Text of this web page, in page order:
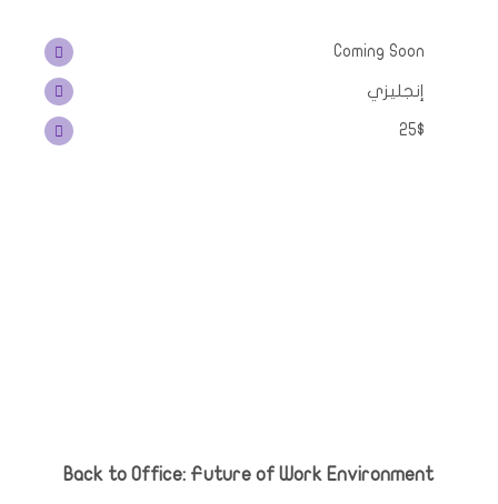
Coming Soon
إنجليزي
25$
Back to Office: Future of Work Environment